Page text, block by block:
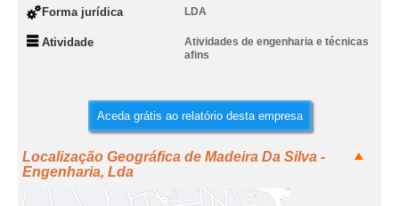
Forma jurídica LDA
Atividade
Atividades de engenharia e técnicas
afins
Aceda grátis ao relatório desta empresa
Localização Geográfica de Madeira Da Silva -
Engenharia, Lda